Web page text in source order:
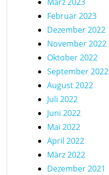
Februar 2023
Dezember 2022
November 2022
Oktober 2022
September 2022
August 2022
Juli 2022
Juni 2022
Mai 2022
April 2022
März 2022
Dezember 2021